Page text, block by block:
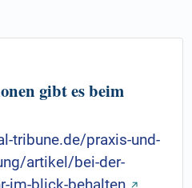
gibt es beim
tribune.de/praxis-und-
artikel/bei-der-